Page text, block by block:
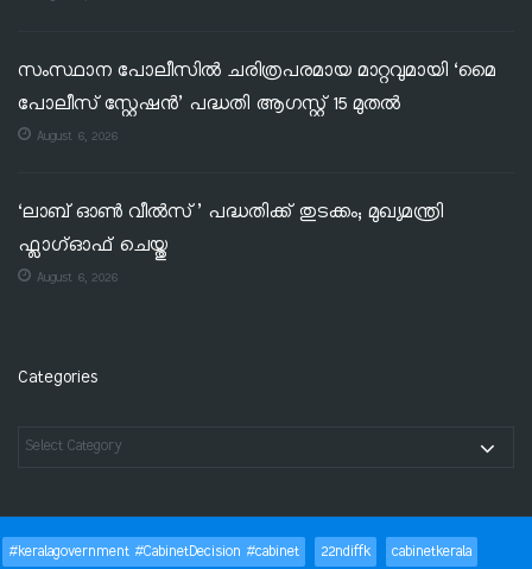
സംസ്ഥാന പോലീസിൽ ചരിത്രപരമായ മാറ്റവുമായി ‘മൈ
പോലീസ് സ്റ്റേഷൻ’ പദ്ധതി ആഗസ്റ്റ് 15 മുതൽ
August 6, 2026
‘ലാബ് ഓൺ വീൽസ്’ പദ്ധതിക്ക് തുടക്കം; മുഖ്യമന്ത്രി
ഫ്ലാഗ്ഓഫ് ചെയ്തു
August 6, 2026
Categories
#keralagovernment #CabinetDecision #cabinet 22ndiffk cabinetkerala